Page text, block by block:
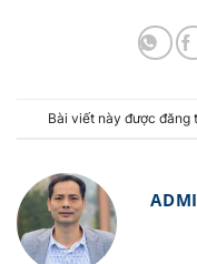
Bài viết này được đăng